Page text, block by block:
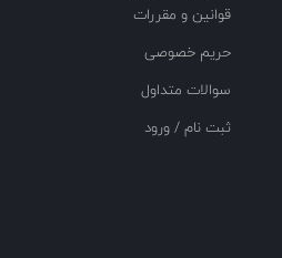
قوانین و مقررات
حریم خصوصی
سوالات متداول
ثبت نام / ورود